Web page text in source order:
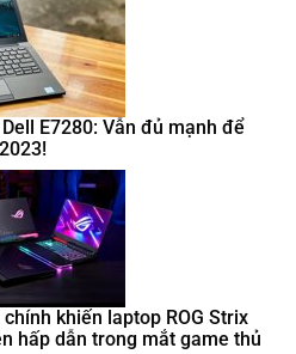
E7280: Vẫn đủ mạnh để
khiến laptop ROG Strix
hấp dẫn trong mắt game thủ